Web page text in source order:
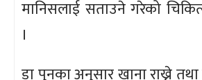
मानिसलाई सताउने गरेको
।